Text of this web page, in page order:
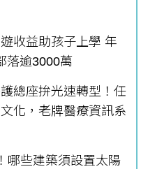
收益助孩子上學 年
落逾3000萬
總座拚光速轉型！任
化，老牌醫療資訊系
哪些建築須設置太陽